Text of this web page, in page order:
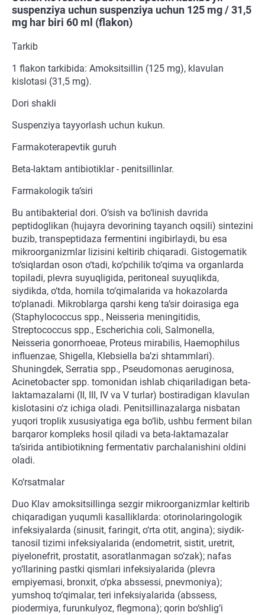
suspenziya uchun suspenziya uchun 125 mg / 31,5
mg har biri 60 ml (flakon)
Tarkib
1 flakon tarkibida: Amoksitsillin (125 mg), klavulan
kislotasi (31,5 mg).
Dori shakli
Suspenziya tayyorlash uchun kukun.
Farmakoterapevtik guruh
Beta-laktam antibiotiklar - penitsillinlar.
Farmakologik ta’siri
Bu antibakterial dori. O‘sish va bo‘linish davrida
peptidoglikan (hujayra devorining tayanch oqsili) sintezini
buzib, transpeptidaza fermentini ingibirlaydi, bu esa
mikroorganizmlar lizisini keltirib chiqaradi. Gistogematik
to‘siqlardan oson o‘tadi, ko‘pchilik to‘qima va organlarda
topiladi, plevra suyuqligida, peritoneal suyuqlikda,
siydikda, o‘tda, homila to‘qimalarida va hokazolarda
to‘planadi. Mikroblarga qarshi keng ta’sir doirasiga ega
(Staphylococcus spp., Neisseria meningitidis,
Streptococcus spp., Escherichia coli, Salmonella,
Neisseria gonorrhoeae, Proteus mirabilis, Haemophilus
influenzae, Shigella, Klebsiella ba’zi shtammlari).
Shuningdek, Serratia spp., Pseudomonas aeruginosa,
Acinetobacter spp. tomonidan ishlab chiqariladigan beta-
laktamazalarni (II, III, IV va V turlar) bostiradigan klavulan
kislotasini o‘z ichiga oladi. Penitsillinazalarga nisbatan
yuqori troplik xususiyatiga ega bo‘lib, ushbu ferment bilan
barqaror kompleks hosil qiladi va beta-laktamazalar
ta’sirida antibiotikning fermentativ parchalanishini oldini
oladi.
Ko‘rsatmalar
Duo Klav amoksitsillinga sezgir mikroorganizmlar keltirib
chiqaradigan yuqumli kasalliklarda: otorinolaringologik
infeksiyalarda (sinusit, faringit, o‘rta otit, angina); siydik-
tanosil tizimi infeksiyalarida (endometrit, sistit, uretrit,
piyelonefrit, prostatit, asoratlanmagan so‘zak); nafas
yo‘llarining pastki qismlari infeksiyalarida (plevra
empiyemasi, bronxit, o‘pka abssessi, pnevmoniya);
yumshoq to‘qimalar, teri infeksiyalarida (abssess,
piodermiya, furunkulyoz, flegmona); qorin bo‘shlig‘i